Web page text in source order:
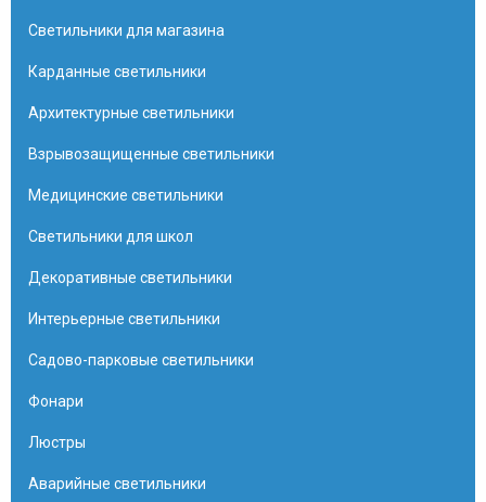
Светильники для магазина
Карданные светильники
Архитектурные светильники
Взрывозащищенные светильники
Медицинские светильники
Светильники для школ
Декоративные светильники
Интерьерные светильники
Садово-парковые светильники
Фонари
Люстры
Аварийные светильники